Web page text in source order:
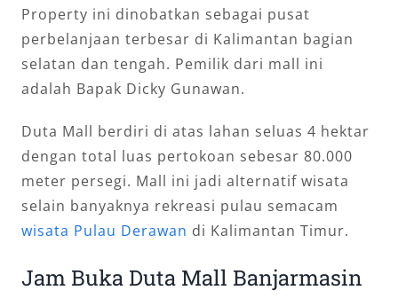
Property ini dinobatkan sebagai pusat
perbelanjaan terbesar di Kalimantan bagian
selatan dan tengah. Pemilik dari mall ini
adalah Bapak Dicky Gunawan.
Duta Mall berdiri di atas lahan seluas 4 hektar
dengan total luas pertokoan sebesar 80.000
meter persegi. Mall ini jadi alternatif wisata
selain banyaknya rekreasi pulau semacam
wisata Pulau Derawan di Kalimantan Timur.
Jam Buka Duta Mall Banjarmasin